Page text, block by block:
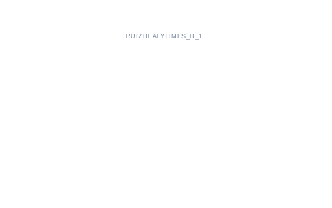
RUIZHEALYTIMES_H_1